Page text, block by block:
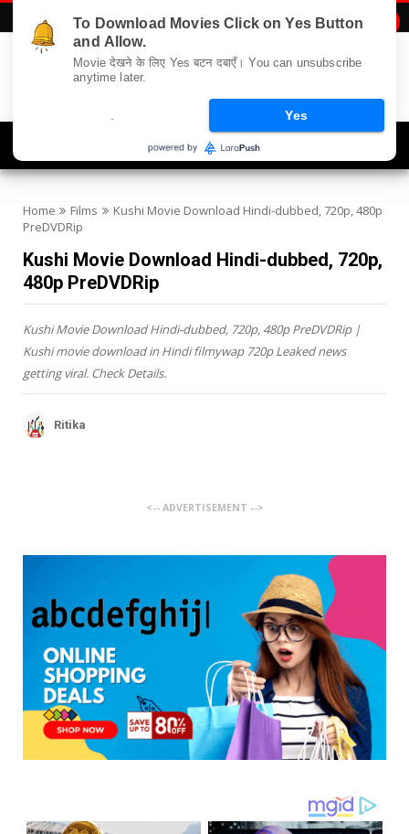
Home Films
Kushi Movie Download Hindi-dubbed, 720p, 480p
PreDVDRip
Kushi Movie Download Hindi-dubbed, 720p,
480p PreDVDRip
Kushi Movie Download Hindi-dubbed, 720p, 480p PreDVDRip |
Kushi movie download in Hindi filmywap 720p Leaked news
getting viral. Check Details.
Ritika
<-- ADVERTISEMENT -->
To Download Movies Click on Yes Button
and Allow.
Movie देखने के लिए Yes बटन दबाएँ। You can unsubscribe
anytime later.
Yes